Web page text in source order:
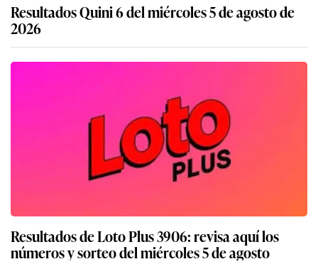
Resultados Quini 6 del miércoles 5 de agosto de
2026
Resultados de Loto Plus 3906: revisa aquí los
números y sorteo del miércoles 5 de agosto